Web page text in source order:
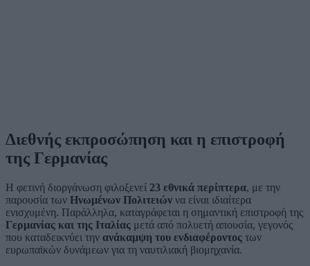
Διεθνής εκπροσώπηση και η επιστροφή
της Γερμανίας
Η φετινή διοργάνωση φιλοξενεί 23 εθνικά περίπτερα, με την
παρουσία των Ηνωμένων Πολιτειών να είναι ιδιαίτερα
ενισχυμένη. Παράλληλα, καταγράφεται η σημαντική επιστροφή της
Γερμανίας και της Ιταλίας μετά από πολυετή απουσία, γεγονός
που καταδεικνύει την ανάκαμψη του ενδιαφέροντος των
ευρωπαϊκών δυνάμεων για τη ναυτιλιακή βιομηχανία.